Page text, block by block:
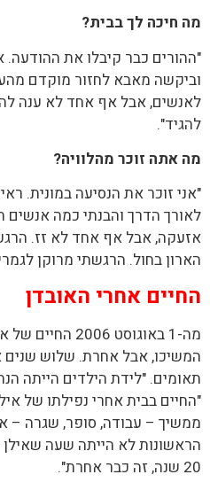
מה חיכה לך בבית?
"ההורים כבר קיבלו את
וביקשה מאבא לחזור מוקדם
לאנשים, אבל אף אחד לא ענה
להגיד".
מה אתה זוכר מהלוויה?
"אני זוכר את הנסיעה במונית.
לאורך הדרך והבנתי כמה אנשים
אזעקה, אבל אף אחד לא זז.
הארון בחול. הרגשתי מרוקן
החיים אחרי האובדן
מה-1 באוגוסט
המשיכו, אבל אחרת. שלוש שנים
תאומים. "לידת הילדים הייתה
"החיים בבית אחרי נפילתו של
ממשיך – עבודה, סופר, שגרה –
הראשונות לא הייתה שעה
20 שנה, זה כבר אחרת".